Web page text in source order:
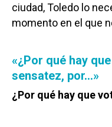
ciudad, Toledo lo
momento en el que
«¿Por qué hay
sensatez, por…»
¿Por qué hay que